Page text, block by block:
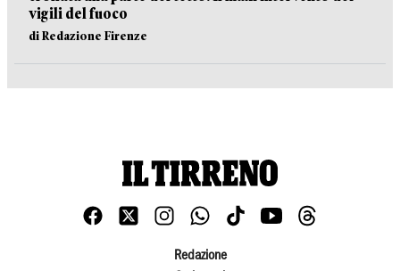
vigili del fuoco
di Redazione Firenze
Redazione